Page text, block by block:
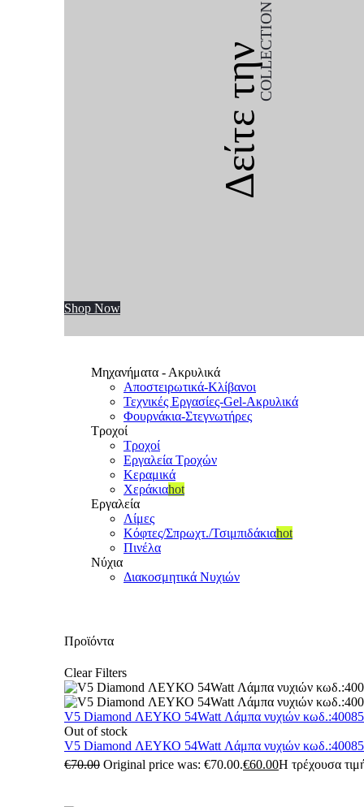
Δείτε τηνCOLLECTION
Shop Now
Μηχανήματα - Ακρυλικά
Αποστειρωτικά-Κλίβανοι
Τεχνικές Εργασίες-Gel-Ακρυλικά
Φουρνάκια-Στεγνωτήρες
Τροχοί
Τροχοί
Εργαλεία Τροχών
Κεραμικά
Χεράκιαhot
Εργαλεία
Λίμες
Κόφτες/Σπρωχτ./Τσιμπιδάκιαhot
Πινέλα
Νύχια
Διακοσμητικά Νυχιών
Προϊόντα
Clear Filters
V5 Diamond ΛΕΥΚΟ 54Watt Λάμπα νυχιών
Out of stock
V5 Diamond ΛΕΥΚΟ 54Watt Λάμπα νυχιών
€70.00 Original price was: €70.00.€60.00Η τρέχουσα